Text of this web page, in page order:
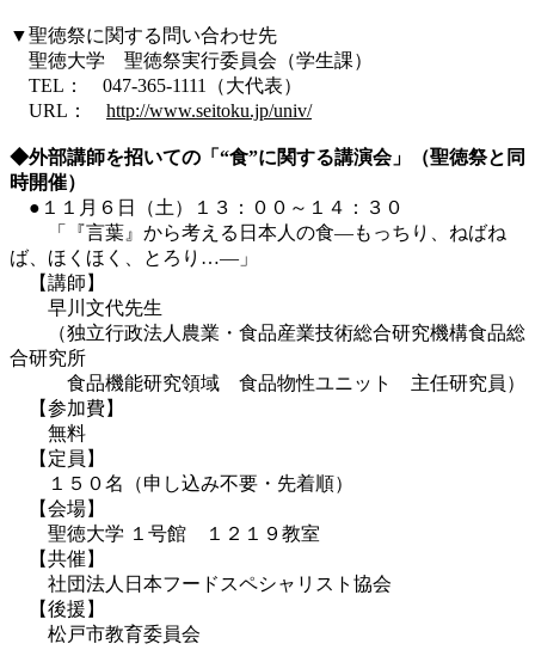
▼聖徳祭に関する問い合わせ先
聖徳大学 聖徳祭実行委員会（学生課）
TEL： 047-365-1111（大代表）
URL： http://www.seitoku.jp/univ/
◆外部講師を招いての「“食”に関する講演会」（聖徳祭と同
時開催）
●１１月６日（土）１３：００～１４：３０
「『言葉』から考える日本人の食―もっちり、ねばね
ば、ほくほく、とろり…―」
【講師】
早川文代先生
（独立行政法人農業・食品産業技術総合研究機構食品総
合研究所
食品機能研究領域 食品物性ユニット 主任研究員）
【参加費】
無料
【定員】
１５０名（申し込み不要・先着順）
【会場】
聖徳大学 １号館 １２１９教室
【共催】
社団法人日本フードスペシャリスト協会
【後援】
松戸市教育委員会